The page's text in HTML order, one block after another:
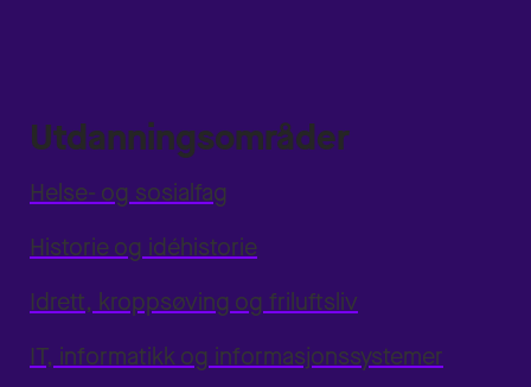
Utdanningsområder
Helse- og sosialfag
Historie og idéhistorie
Idrett, kroppsøving og friluftsliv
IT, informatikk og informasjonssystemer